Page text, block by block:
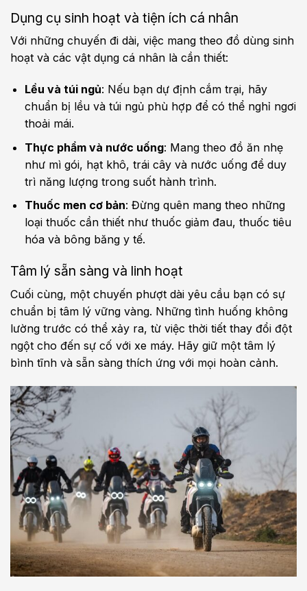
Dụng cụ sinh hoạt và tiện ích cá nhân
Với những chuyến đi dài, việc mang theo đồ dùng sinh
hoạt và các vật dụng cá nhân là cần thiết:
Lều và túi ngủ: Nếu bạn dự định cắm trại, hãy
chuẩn bị lều và túi ngủ phù hợp để có thể nghỉ ngơi
thoải mái.
Thực phẩm và nước uống: Mang theo đồ ăn nhẹ
như mì gói, hạt khô, trái cây và nước uống để duy
trì năng lượng trong suốt hành trình.
Thuốc men cơ bản: Đừng quên mang theo những
loại thuốc cần thiết như thuốc giảm đau, thuốc tiêu
hóa và bông băng y tế.
Tâm lý sẵn sàng và linh hoạt
Cuối cùng, một chuyến phượt dài yêu cầu bạn có sự
chuẩn bị tâm lý vững vàng. Những tình huống không
lường trước có thể xảy ra, từ việc thời tiết thay đổi đột
ngột cho đến sự cố với xe máy. Hãy giữ một tâm lý
bình tĩnh và sẵn sàng thích ứng với mọi hoàn cảnh.